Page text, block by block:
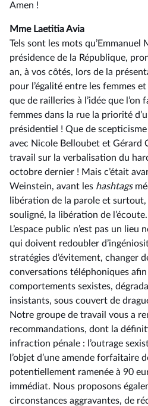
Amen !
Mme Laetitia Avia
Tels sont les mots qu’Emmanuel
présidence de la République,
an, à vos côtés, lors de la
pour l’égalité entre les femmes
que de railleries à l’idée que l’on
femmes dans la rue la priorité
présidentiel ! Que de
avec Nicole Belloubet et Gérard
travail sur la verbalisation du
octobre dernier ! Mais c’était
Weinstein, avant les hashtags
libération de la parole et
souligné, la libération de l’écoute.
L’espace public n’est pas un
qui doivent redoubler
stratégies d’évitement, changer
conversations téléphoniques
comportements sexistes,
insistants, sous couvert de
Notre groupe de travail vous a
recommandations, dont la
infraction pénale : l’outrage
l’objet d’une amende forfaitaire
potentiellement ramenée à 90
immédiat. Nous proposons
circonstances aggravantes, de